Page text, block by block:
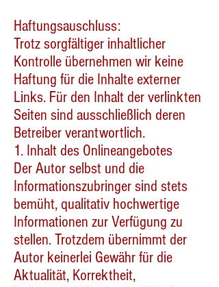
Haftungsauschluss:
Trotz sorgfältiger inhaltlicher
Kontrolle übernehmen wir keine
Haftung für die Inhalte externer
Links. Für den Inhalt der verlinkten
Seiten sind ausschließlich deren
Betreiber verantwortlich.
1. Inhalt des Onlineangebotes
Der Autor selbst und die
Informationszubringer sind stets
bemüht, qualitativ hochwertige
Informationen zur Verfügung zu
stellen. Trotzdem übernimmt der
Autor keinerlei Gewähr für die
Aktualität, Korrektheit,